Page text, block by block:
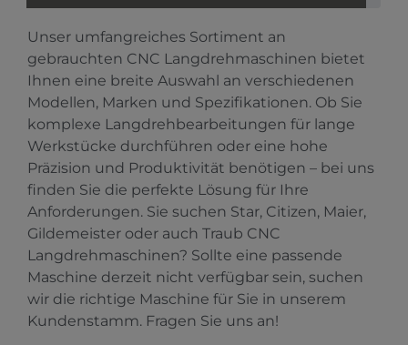
Unser umfangreiches Sortiment an
gebrauchten CNC Langdrehmaschinen bietet
Ihnen eine breite Auswahl an verschiedenen
Modellen, Marken und Spezifikationen. Ob Sie
komplexe Langdrehbearbeitungen für lange
Werkstücke durchführen oder eine hohe
Präzision und Produktivität benötigen – bei uns
finden Sie die perfekte Lösung für Ihre
Anforderungen. Sie suchen Star, Citizen, Maier,
Gildemeister oder auch Traub CNC
Langdrehmaschinen? Sollte eine passende
Maschine derzeit nicht verfügbar sein, suchen
wir die richtige Maschine für Sie in unserem
Kundenstamm. Fragen Sie uns an!